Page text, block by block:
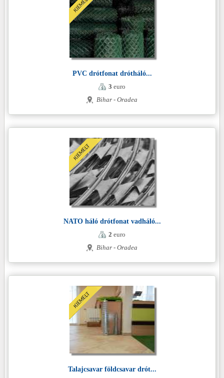
PVC drótfonat drótháló...
3 euro
Bihar - Oradea
NATO háló drótfonat vadháló...
2 euro
Bihar - Oradea
Talajcsavar földcsavar drót...